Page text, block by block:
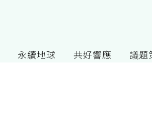
永續地球 共好響應 議題